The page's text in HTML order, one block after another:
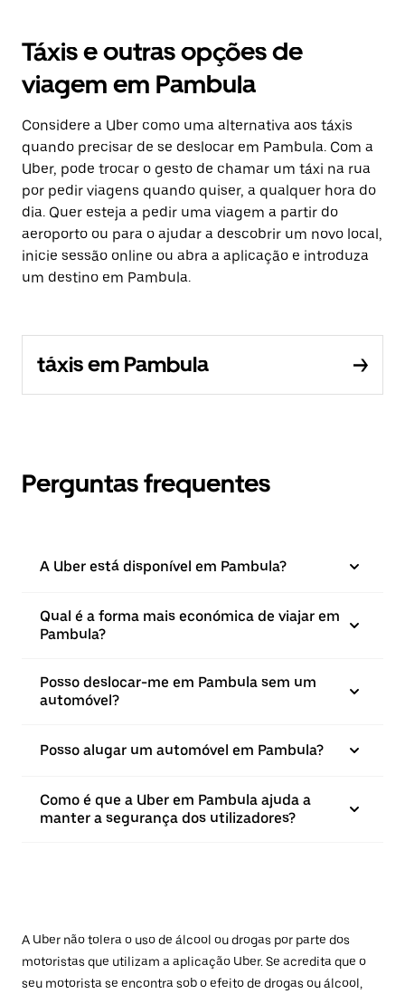
Táxis e outras opções de
viagem em Pambula
Considere a Uber como uma alternativa aos táxis
quando precisar de se deslocar em Pambula. Com a
Uber, pode trocar o gesto de chamar um táxi na rua
por pedir viagens quando quiser, a qualquer hora do
dia. Quer esteja a pedir uma viagem a partir do
aeroporto ou para o ajudar a descobrir um novo local,
inicie sessão online ou abra a aplicação e introduza
um destino em Pambula.
táxis em Pambula
Perguntas frequentes
A Uber está disponível em Pambula?
Qual é a forma mais económica de viajar em
Pambula?
Posso deslocar-me em Pambula sem um
automóvel?
Posso alugar um automóvel em Pambula?
Como é que a Uber em Pambula ajuda a
manter a segurança dos utilizadores?
A Uber não tolera o uso de álcool ou drogas por parte dos
motoristas que utilizam a aplicação Uber. Se acredita que o
seu motorista se encontra sob o efeito de drogas ou álcool,